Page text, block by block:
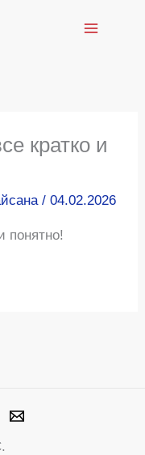
кратко и
/04.02.2026
понятно!